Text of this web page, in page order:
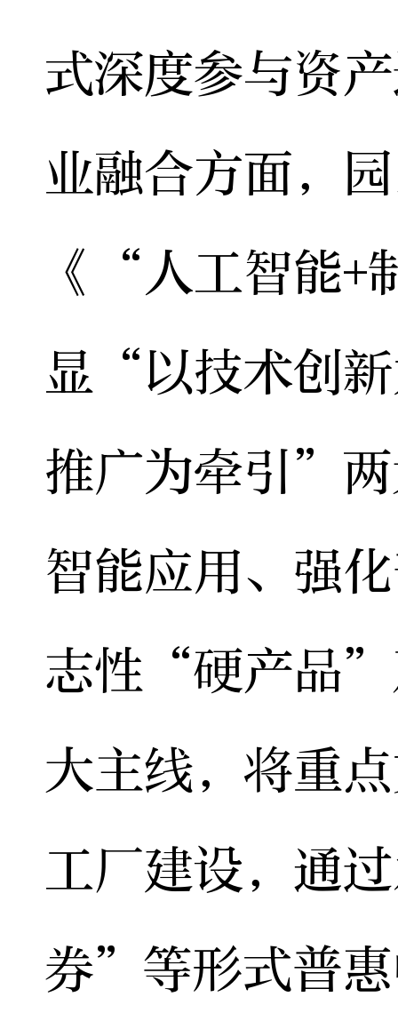
式深度参与资
业融合方面，
《“人工智能+
显“以技术创
推广为牵引”
智能应用、强
志性“硬产品”
大主线，将重
工厂建设，通
券”等形式普